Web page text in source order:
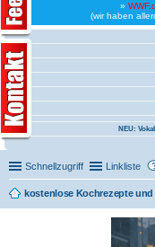
»
(wir haben
NEU:
Schnellzugriff Linkliste
kostenlose Kochrezepte